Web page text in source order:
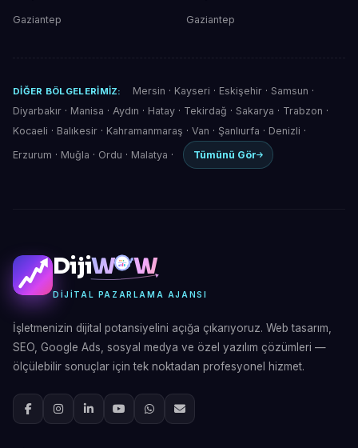
Gaziantep Gaziantep
DIĞER BÖLGELERIMIZ: Mersin · Kayseri · Eskişehir· Samsun ·
Diyarbakır · Manisa · Aydın · Hatay · Tekirdağ · Sakarya · Trabzon ·
Kocaeli · Balıkesir · Kahramanmaraş · Van · Şanlıurfa · Denizli ·
Erzurum · Muğla · Ordu · Malatya · Tümünü Gör
DijiW W
DIJITAL PAZARLAMA AJANSI
İşletmenizin dijital potansiyelini açığa çıkarıyoruz. Web tasarım,
SEO, Google Ads, sosyal medya ve özel yazılım çözümleri —
ölçülebilir sonuçlar için tek noktadan profesyonel hizmet.